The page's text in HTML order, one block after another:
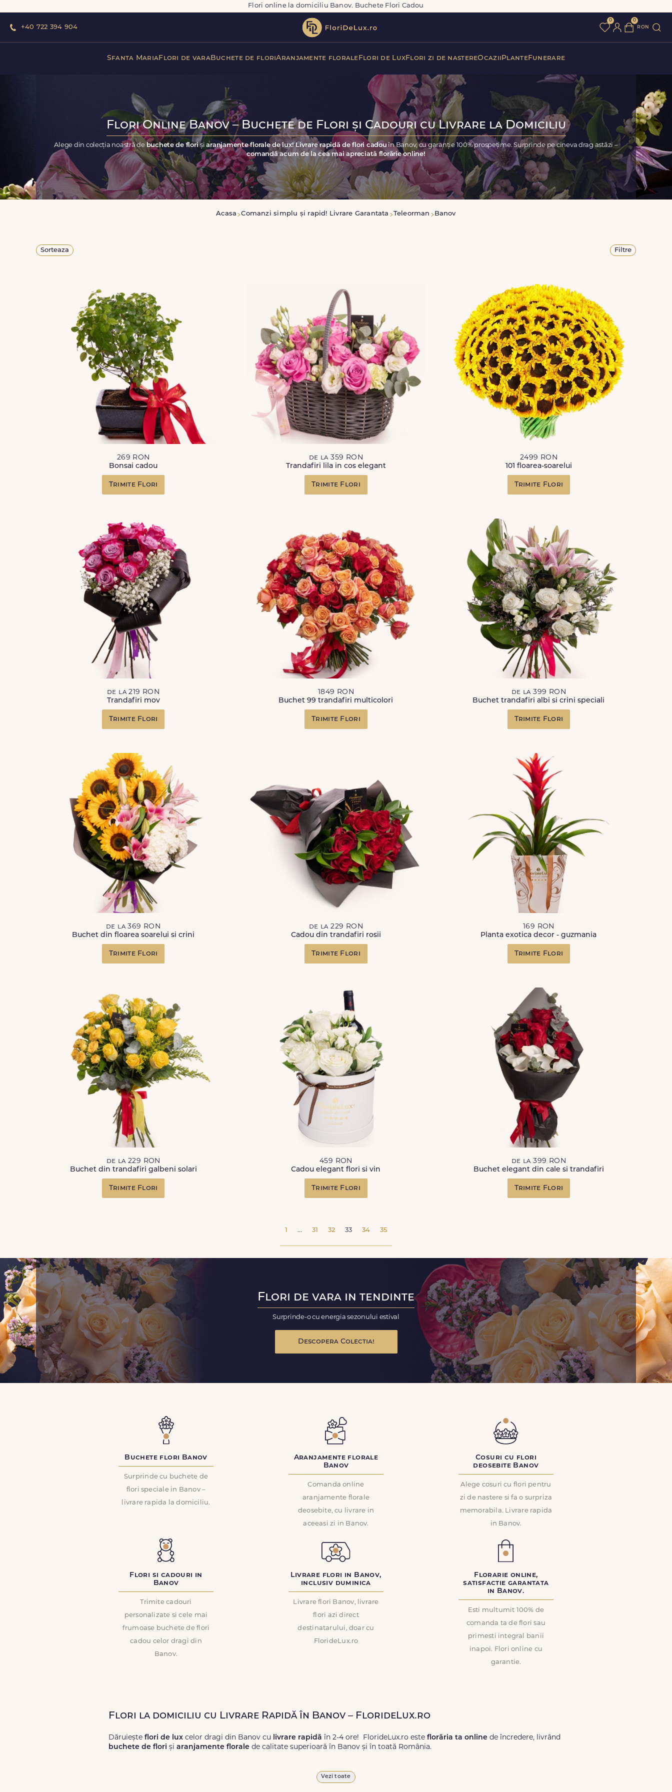
Flori online la domiciliu Banov. Buchete Flori Cadou
+40 722 394 904
0 0
ron
Sfanta MariaFlori de varaBuchete de floriAranjamente florale Flori de LuxFlori zi de nastereOcazii PlanteFunerare
Flori Online Banov – Buchete de Flori și Cadouri cu Livrare la Domiciliu
Alege din colecția noastră de buchete de florișiaranjamente florale de lux! Livrare rapidă de flori cadou în Banov, cu garanție 100% prospețime. Surprinde pe cineva drag astăzi –
comandă acum de la cea mai apreciată florărie online!
Acasa Comanzi simplu și rapid! Livrare Garantata Teleorman Banov
Sorteaza Filtre
269 RON
Bonsai cadou
Trimite Flori
de la 359 RON
Trandafiri lila in cos elegant
Trimite Flori
2499 RON
101 floarea-soarelui
Trimite Flori
de la 219 RON
Trandafiri mov
Trimite Flori
1849 RON
Buchet 99 trandafiri multicolori
Trimite Flori
de la 399 RON
Buchet trandafiri albi si crini speciali
Trimite Flori
de la 369 RON
Buchet din floarea soarelui si crini
Trimite Flori
de la 229 RON
Cadou din trandafiri rosii
Trimite Flori
169 RON
Planta exotica decor - guzmania
Trimite Flori
de la 229 RON
Buchet din trandafiri galbeni solari
Trimite Flori
459 RON
Cadou elegant flori si vin
Trimite Flori
de la 399 RON
Buchet elegant din cale si trandafiri
Trimite Flori
1 ... 31 32 33 34 35
Flori de vara in tendinte
Surprinde-o cu energia sezonului estival
Descopera Colectia!
Buchete flori Banov
Surprinde cu buchete de
flori speciale in Banov –
livrare rapida la domiciliu.
Aranjamente florale
Banov
Comanda online
aranjamente florale
deosebite, cu livrare in
aceeasi zi in Banov.
Cosuri cu flori
deosebite Banov
Alege cosuri cu flori pentru
zi de nastere si fa o surpriza
memorabila. Livrare rapida
in Banov.
Flori si cadouri in
Banov
Trimite cadouri
personalizate si cele mai
frumoase buchete de flori
cadou celor dragi din
Banov.
Livrare flori in Banov,
inclusiv duminica
Livrare flori Banov, livrare
flori azi direct
destinatarului, doar cu
FlorideLux.ro
Florarie online,
satisfactie garantata
in Banov.
Esti multumit 100% de
comanda ta de flori sau
primesti integral banii
inapoi. Flori online cu
garantie.
Flori la domiciliu cu Livrare Rapidă în Banov – FlorideLux.ro
Dăruiește flori de lux celor dragi din Banov cu livrare rapidă în 2-4 ore! FlorideLux.ro este florăria ta online de încredere, livrând
buchete de flori și aranjamente florale de calitate superioară în Banov și în toată România.
Vezi toate